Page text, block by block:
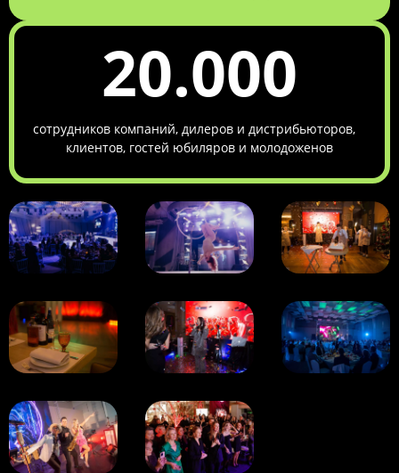
20.000
сотрудников компаний, дилеров и дистрибьюторов,
клиентов, гостей юбиляров и молодоженов